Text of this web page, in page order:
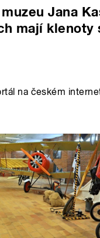
Jana
mají klenoty
na českém